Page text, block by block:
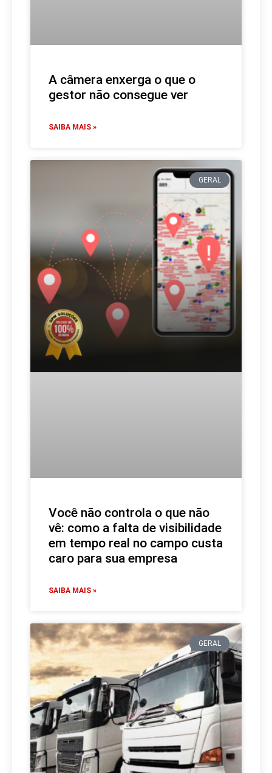
A câmera enxerga o que o
gestor não consegue ver
SAIBA MAIS »
GERAL
Você não controla o que não
vê: como a falta de visibilidade
em tempo real no campo custa
caro para sua empresa
SAIBA MAIS »
GERAL